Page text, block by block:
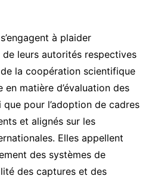
à plaider
leurs autorités respectives
la coopération scientifique
matière d’évaluation des
pour l’adoption de cadres
et alignés sur les
Elles appellent
des systèmes de
des captures et des